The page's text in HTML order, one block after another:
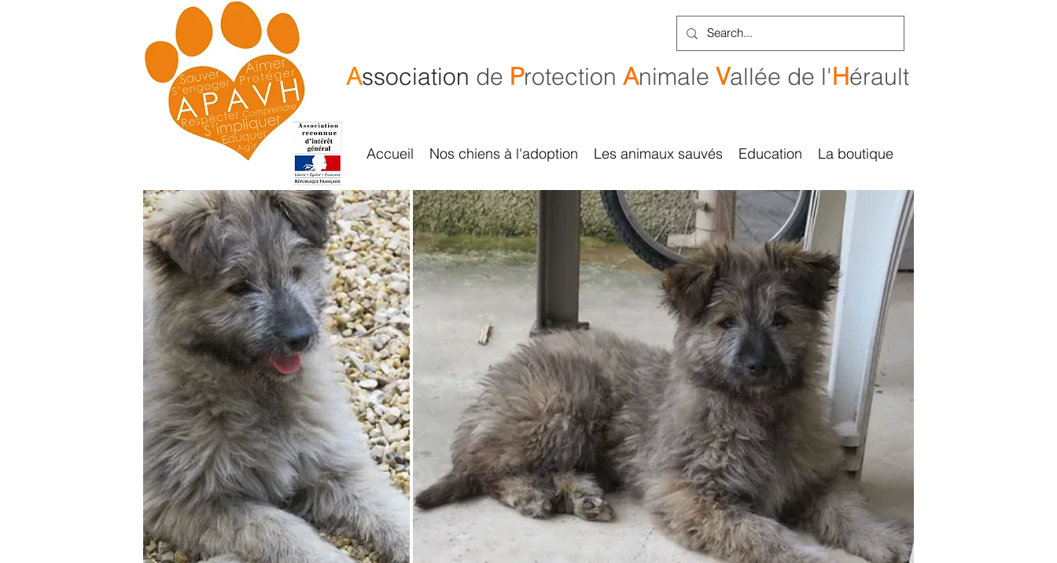
Association de Protection Animale Vallée de l'Hérault
Accueil Nos chiens à l'adoption Les animaux sauvés Education La boutique